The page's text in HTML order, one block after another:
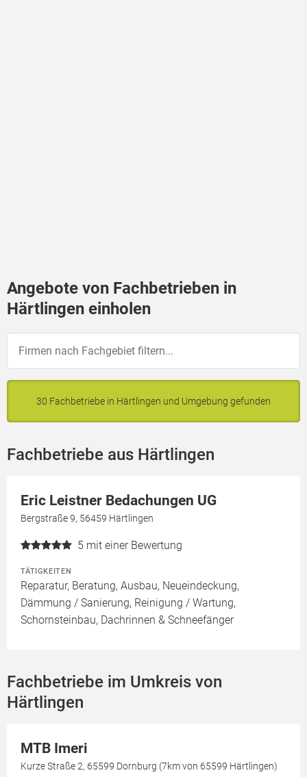
Angebote von Fachbetrieben in
Härtlingen einholen
30 Fachbetriebe in Härtlingen und Umgebung gefunden
Fachbetriebe aus Härtlingen
Eric Leistner Bedachungen UG
Bergstraße 9, 56459 Härtlingen
5 mit einer Bewertung
TÄTIGKEITEN
Reparatur, Beratung, Ausbau, Neueindeckung,
Dämmung / Sanierung, Reinigung / Wartung,
Schornsteinbau, Dachrinnen & Schneefänger
Fachbetriebe im Umkreis von
Härtlingen
MTB Imeri
Kurze Straße 2, 65599 Dornburg (7km von 65599 Härtlingen)